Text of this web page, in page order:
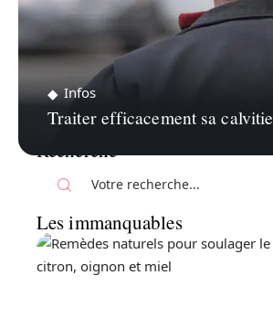
Infos
Traiter efficacement sa calvitie
Recherche
Les immanquables